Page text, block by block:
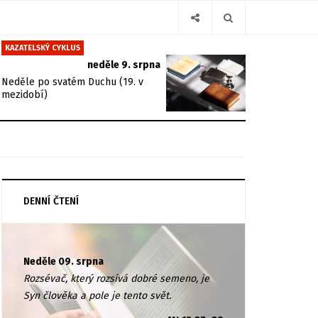
KAZATELSKÝ CYKLUS
neděle 9. srpna
Neděle po svatém Duchu (19. v
mezidobí)
DENNÍ ČTENÍ
Neděle 09. srpna
Rozsévač, který rozsívá dobré semeno, je
Syn člověka a pole je tento svět.